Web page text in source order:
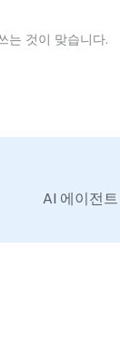
는 것이 맞습니다.
AI 에이전